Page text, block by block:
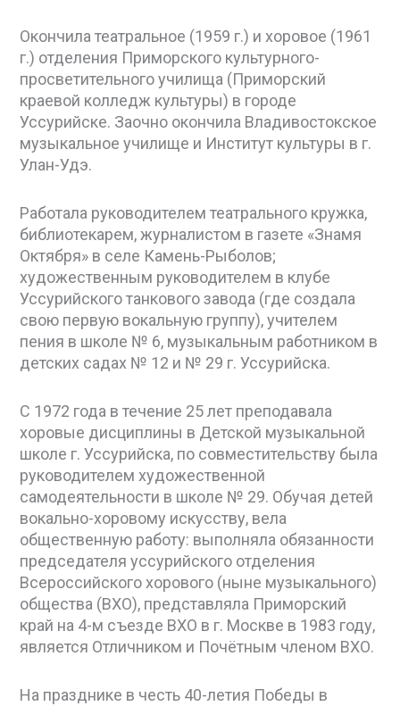
Окончила театральное (1959 г.) и хоровое (1961
г.) отделения Приморского культурного-
просветительного училища (Приморский
краевой колледж культуры) в городе
Уссурийске. Заочно окончила Владивостокское
музыкальное училище и Институт культуры в г.
Улан-Удэ.
Работала руководителем театрального кружка,
библиотекарем, журналистом в газете «Знамя
Октября» в селе Камень-Рыболов;
художественным руководителем в клубе
Уссурийского танкового завода (где создала
свою первую вокальную группу), учителем
пения в школе № 6, музыкальным работником в
детских садах № 12 и № 29 г. Уссурийска.
С 1972 года в течение 25 лет преподавала
хоровые дисциплины в Детской музыкальной
школе г. Уссурийска, по совместительству была
руководителем художественной
самодеятельности в школе № 29. Обучая детей
вокально-хоровому искусству, вела
общественную работу: выполняла обязанности
председателя уссурийского отделения
Всероссийского хорового (ныне музыкального)
общества (ВХО), представляла Приморский
край на 4-м съезде ВХО в г. Москве в 1983 году,
является Отличником и Почётным членом ВХО.
На празднике в честь 40-летия Победы в